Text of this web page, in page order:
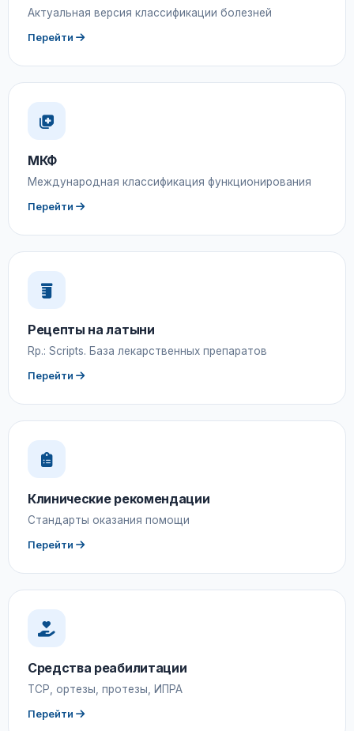
Актуальная версия классификации болезней
Перейти
МКФ
Международная классификация функционирования
Перейти
Рецепты на латыни
Rp.: Scripts. База лекарственных препаратов
Перейти
Клинические рекомендации
Стандарты оказания помощи
Перейти
Средства реабилитации
ТСР, ортезы, протезы, ИПРА
Перейти